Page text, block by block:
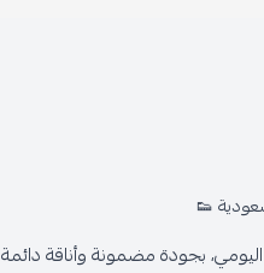
👟
بجودة مضمونة وأناقة دائمة